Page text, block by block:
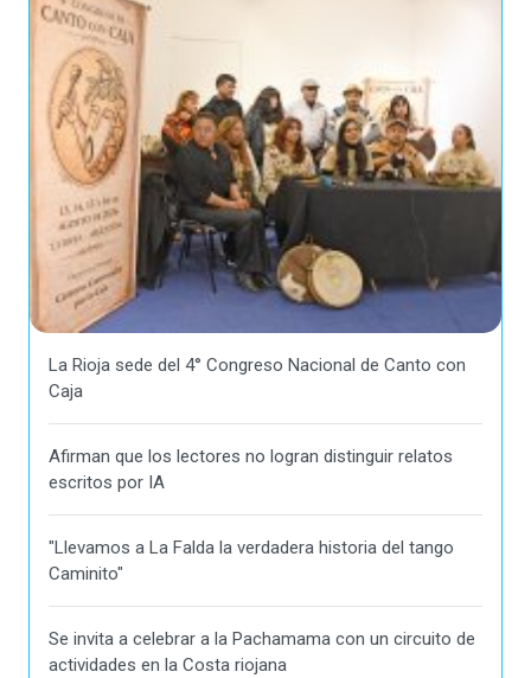
La Rioja sede del 4° Congreso Nacional de Canto con
Caja
Afirman que los lectores no logran distinguir relatos
escritos por IA
"Llevamos a La Falda la verdadera historia del tango
Caminito"
Se invita a celebrar a la Pachamama con un circuito de
actividades en la Costa riojana